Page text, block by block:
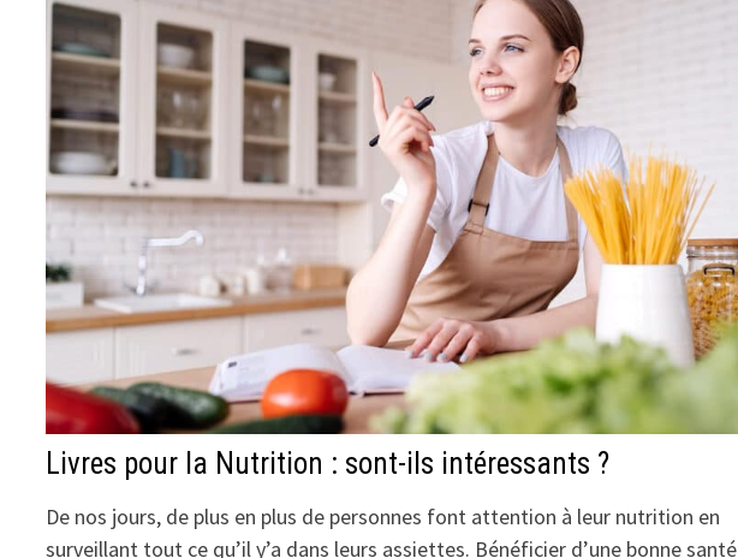
Livres pour la Nutrition : sont-ils intéressants ?
De nos jours, de plus en plus de personnes font attention à leur nutrition en
surveillant tout ce qu’il y’a dans leurs assiettes. Bénéficier d’une bonne santé